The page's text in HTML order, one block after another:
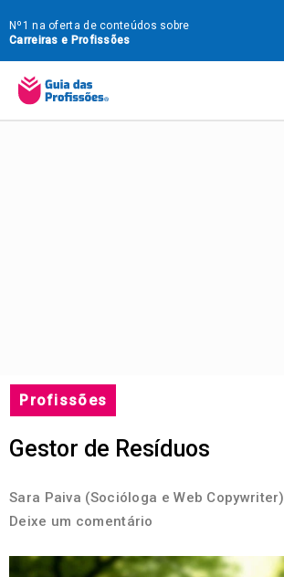
para
o
conteúdo
Nº1 na oferta de conteúdos sobre
Carreiras e Profissões
Profissões
Gestor de Resíduos
Sara Paiva (Socióloga e Web Copywriter)
Deixe um comentário